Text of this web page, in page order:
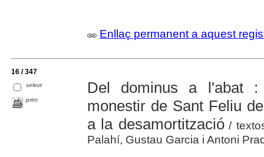
Enllaç permanent a aquest
16 / 347
select
print
Del dominus a l'abat
monestir de Sant Feliu
a la desamortització/
Palahí, Gustau Garcia i Antoni